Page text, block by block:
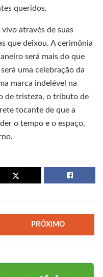
queridos.
através de suas
que deixou. A cerimônia
será mais do que
uma celebração da
marca indelével na
de tristeza, o tributo de
tocante de que a
o tempo e o espaço,
PRÓXIMO